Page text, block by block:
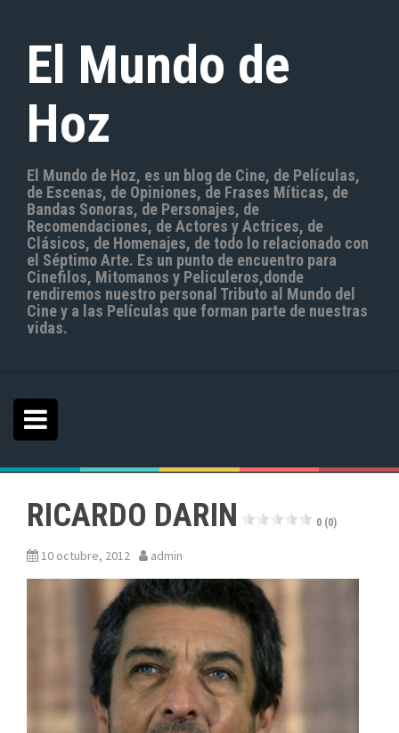
El Mundo de
Hoz
El Mundo de Hoz, es un blog de Cine, de Películas,
de Escenas, de Opiniones, de Frases Míticas, de
Bandas Sonoras, de Personajes, de
Recomendaciones, de Actores y Actrices, de
Clásicos, de Homenajes, de todo lo relacionado con
el Séptimo Arte. Es un punto de encuentro para
Cinefilos, Mitomanos y Peliculeros,donde
rendiremos nuestro personal Tributo al Mundo del
Cine y a las Películas que forman parte de nuestras
vidas.
RICARDO DARIN 0 (0)
10 octubre, 2012 admin